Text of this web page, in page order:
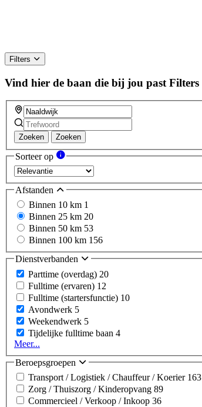
Filters
Vind hier de baan die bij jou past Filters
Zoeken Zoeken
Sorteer op
Afstanden
Binnen 10 km 1
Binnen 25 km 20
Binnen 50 km 53
Binnen 100 km 156
Dienstverbanden
Parttime (overdag) 20
Fulltime (ervaren) 12
Fulltime (startersfunctie) 10
Avondwerk 5
Weekendwerk 5
Tijdelijke fulltime baan 4
Meer...
Beroepsgroepen
Transport / Logistiek / Chauffeur / Koerier 163
Zorg / Thuiszorg / Kinderopvang 89
Commercieel / Verkoop / Inkoop 36